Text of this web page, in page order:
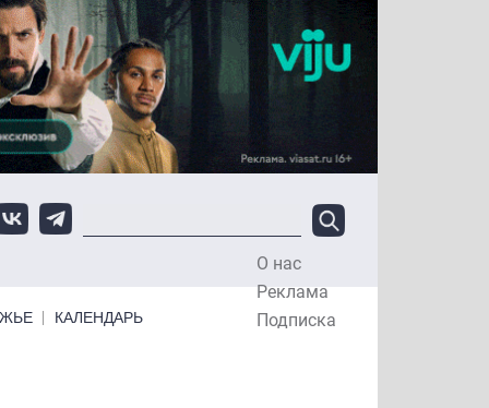
О нас
Реклама
Подписка
КАЛЕНДАРЬ